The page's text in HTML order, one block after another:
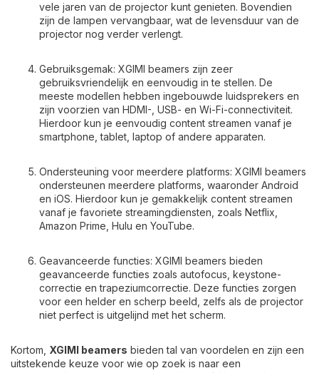
vele jaren van de projector kunt genieten. Bovendien
zijn de lampen vervangbaar, wat de levensduur van de
projector nog verder verlengt.
Gebruiksgemak: XGIMI beamers zijn zeer
gebruiksvriendelijk en eenvoudig in te stellen. De
meeste modellen hebben ingebouwde luidsprekers en
zijn voorzien van HDMI-, USB- en Wi-Fi-connectiviteit.
Hierdoor kun je eenvoudig content streamen vanaf je
smartphone, tablet, laptop of andere apparaten.
Ondersteuning voor meerdere platforms: XGIMI beamers
ondersteunen meerdere platforms, waaronder Android
en iOS. Hierdoor kun je gemakkelijk content streamen
vanaf je favoriete streamingdiensten, zoals Netflix,
Amazon Prime, Hulu en YouTube.
Geavanceerde functies: XGIMI beamers bieden
geavanceerde functies zoals autofocus, keystone-
correctie en trapeziumcorrectie. Deze functies zorgen
voor een helder en scherp beeld, zelfs als de projector
niet perfect is uitgelijnd met het scherm.
Kortom, XGIMI beamers bieden tal van voordelen en zijn een
uitstekende keuze voor wie op zoek is naar een